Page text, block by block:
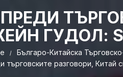
ГУДОЛ:
Българо-Китайска
разговори, Китай